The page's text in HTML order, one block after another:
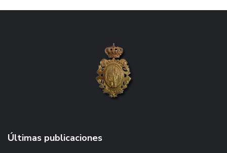
Últimas publicaciones